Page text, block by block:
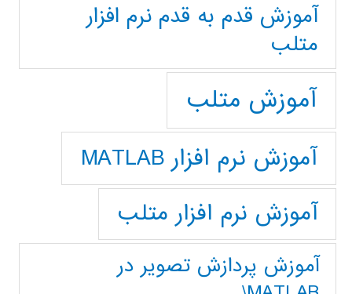
آموزش قدم به قدم نرم افزار
متلب
آموزش متلب
آموزش نرم افزار MATLAB
آموزش نرم افزار متلب
آموزش پردازش تصوير در